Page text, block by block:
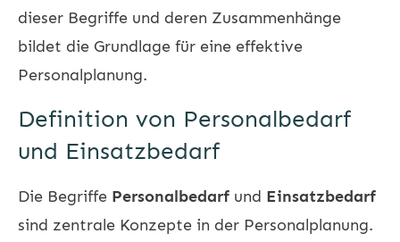
dieser Begriffe und deren Zusammenhänge
bildet die Grundlage für eine effektive
Personalplanung.
Definition von Personalbedarf
und Einsatzbedarf
Die Begriffe Personalbedarf und Einsatzbedarf
sind zentrale Konzepte in der Personalplanung.